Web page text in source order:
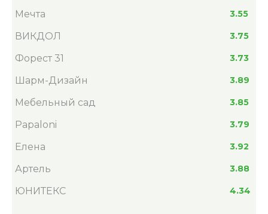
Мечта 3.55
ВИКДОЛ 3.75
Форест 31 3.73
Шарм-Дизайн 3.89
Мебельный сад 3.85
Papaloni 3.79
Елена 3.92
Артель 3.88
ЮНИТЕКС 4.34